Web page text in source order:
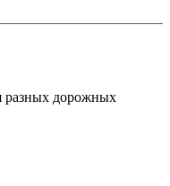
разных дорожных